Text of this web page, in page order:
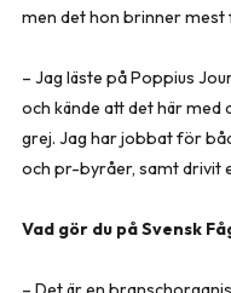
men det hon brinner
– Jag läste på Poppius
och kände att det här med
grej. Jag har jobbat för
och pr-byråer, samt drivit
Vad gör du på Svensk